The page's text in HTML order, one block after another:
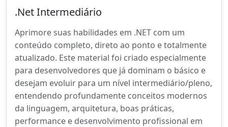
.Net Intermediário
Aprimore suas habilidades em .NET com um
conteúdo completo, direto ao ponto e totalmente
atualizado. Este material foi criado especialmente
para desenvolvedores que já dominam o básico e
desejam evoluir para um nível intermediário/pleno,
entendendo profundamente conceitos modernos
da linguagem, arquitetura, boas práticas,
performance e desenvolvimento profissional em